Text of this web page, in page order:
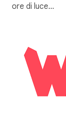
ore di luce…